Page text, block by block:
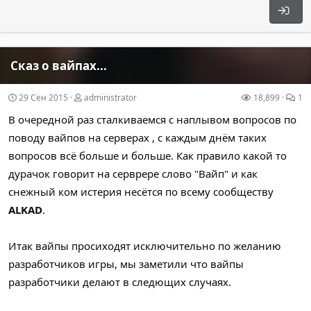
Сказ о вайпах...
29 Сен 2015 administrator 18,899 1
В очередной раз сталкиваемся с наплывом вопросов по
поводу вайпов на серверах , с каждым днём таких
вопросов всё больше и больше. Как правило какой то
дурачок говорит на серврере слово "Вайп" и как
снежный ком истерия несётся по всему сообществу
ALKAD.
Итак вайпы просиходят исключительно по желанию
разработчиков игры, мы заметили что вайпы
разработчики делают в следющих случаях.